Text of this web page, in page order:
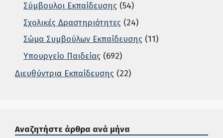
Σύμβουλοι Εκπαίδευσης (54)
Σχολικές Δραστηριότητες (24)
Σώμα Συμβούλων Εκπαίδευσης (11)
Υπουργείο Παιδείας (692)
Διευθύντρια Εκπαίδευσης (22)
Αναζητήστε άρθρα ανά μήνα